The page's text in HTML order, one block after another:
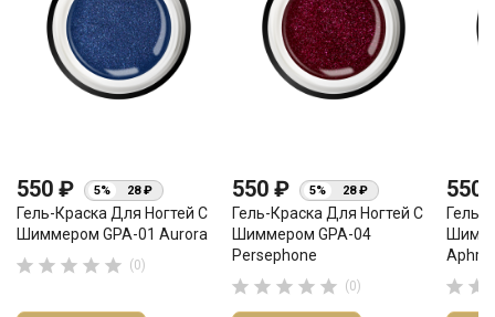
550 ₽ 5% 28 ₽
Гель-Краска Для Ногтей С
Шиммером GPA-01 Aurora
     (0)
550 ₽ 5% 28 ₽
Гель-Краска Для Ногтей С
Шиммером GPA-04
Persephone
     (0)
550
Гель-
 